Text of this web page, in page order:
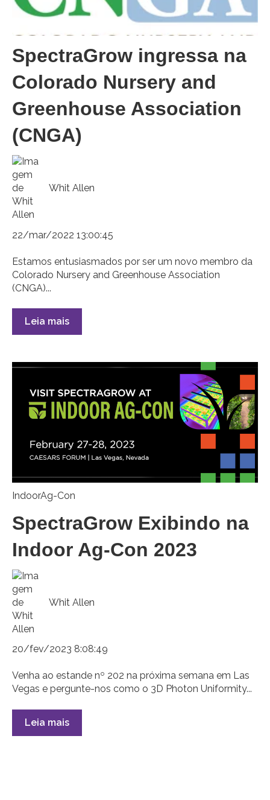
SpectraGrow ingressa na
Colorado Nursery and
Greenhouse Association
(CNGA)
Whit Allen
22/mar/2022 13:00:45
Estamos entusiasmados por ser um novo membro da
Colorado Nursery and Greenhouse Association
(CNGA)...
Leia mais
IndoorAg-Con
SpectraGrow Exibindo na
Indoor Ag-Con 2023
Whit Allen
20/fev/2023 8:08:49
Venha ao estande nº 202 na próxima semana em Las
Vegas e pergunte-nos como o 3D Photon Uniformity...
Leia mais